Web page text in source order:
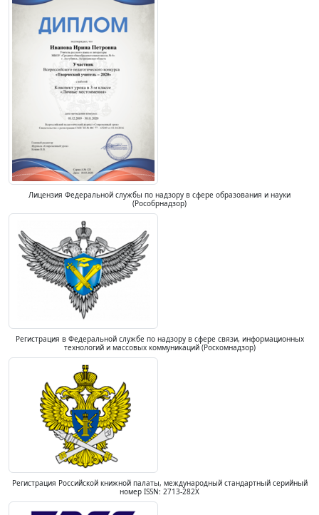
Лицензия Федеральной службы по надзору в сфере образования и науки
(Рособрнадзор)
Регистрация в Федеральной службе по надзору в сфере связи, информационных
технологий и массовых коммуникаций (Роскомнадзор)
Регистрация Российской книжной палаты, международный стандартный серийный
номер ISSN: 2713-282X